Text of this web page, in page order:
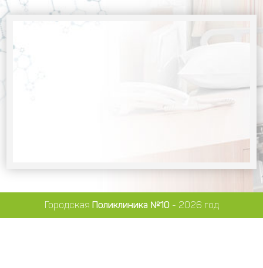
Городская Поликлиника №10 - 2026 год